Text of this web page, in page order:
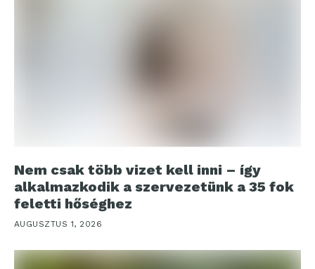
Nem csak több vizet kell inni – így
alkalmazkodik a szervezetünk a 35 fok
feletti hőséghez
AUGUSZTUS 1, 2026